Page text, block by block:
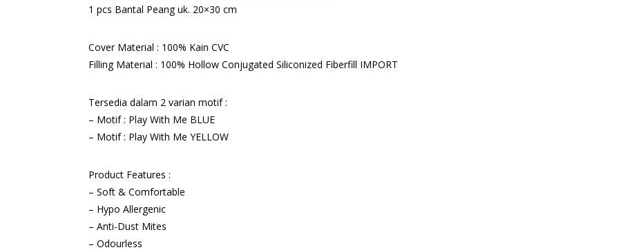
1 pcs Bantal Peang uk. 20×30 cm
Cover Material : 100% Kain CVC
Filling Material : 100% Hollow Conjugated Siliconized Fiberfill IMPORT
Tersedia dalam 2 varian motif :
– Motif : Play With Me BLUE
– Motif : Play With Me YELLOW
Product Features :
– Soft & Comfortable
– Hypo Allergenic
– Anti-Dust Mites
– Odourless